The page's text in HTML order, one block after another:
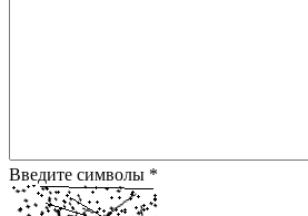
Введите символы *